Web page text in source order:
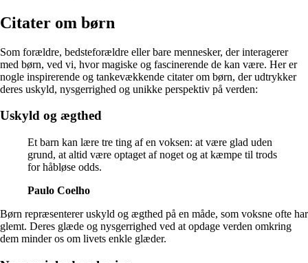
Citater om børn
Som forældre, bedsteforældre eller bare mennesker, der interagerer
med børn, ved vi, hvor magiske og fascinerende de kan være. Her er
nogle inspirerende og tankevækkende citater om børn, der udtrykker
deres uskyld, nysgerrighed og unikke perspektiv på verden:
Uskyld og ægthed
Et barn kan lære tre ting af en voksen: at være glad uden
grund, at altid være optaget af noget og at kæmpe til trods
for håbløse odds.
Paulo Coelho
Børn repræsenterer uskyld og ægthed på en måde, som voksne ofte har
glemt. Deres glæde og nysgerrighed ved at opdage verden omkring
dem minder os om livets enkle glæder.